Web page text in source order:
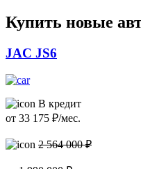
Купить новые
JAC JS6
В кредит
от 33 175 ₽/мес.
2 564 000 ₽